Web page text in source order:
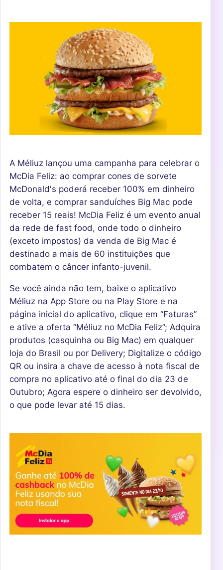
A Méliuz lançou uma campanha para celebrar o
McDia Feliz: ao comprar cones de sorvete
McDonald's poderá receber 100% em dinheiro
de volta, e comprar sanduíches Big Mac pode
receber 15 reais! McDia Feliz é um evento anual
da rede de fast food, onde todo o dinheiro
(exceto impostos) da venda de Big Mac é
destinado a mais de 60 instituições que
combatem o câncer infanto-juvenil.
Se você ainda não tem, baixe o aplicativo
Méliuz na App Store ou na Play Store e na
página inicial do aplicativo, clique em “Faturas”
e ative a oferta “Méliuz no McDia Feliz”; Adquira
produtos (casquinha ou Big Mac) em qualquer
loja do Brasil ou por Delivery; Digitalize o código
QR ou insira a chave de acesso à nota fiscal de
compra no aplicativo até o final do dia 23 de
Outubro; Agora espere o dinheiro ser devolvido,
o que pode levar até 15 dias.